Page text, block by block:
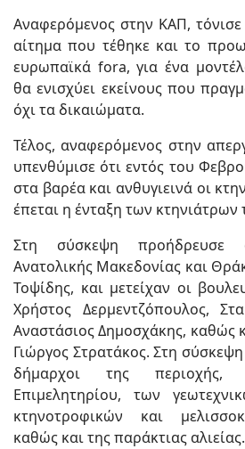
Αναφερόμενος στην ΚΑΠ,
αίτημα που τέθηκε και το
ευρωπαϊκά fora, για ένα
θα ενισχύει εκείνους που
όχι τα δικαιώματα.
Τέλος, αναφερόμενος στην
υπενθύμισε ότι εντός του
στα βαρέα και ανθυγιεινά οι
έπεται η ένταξη των κτηνιάτρων
Στη σύσκεψη προήδρευσε
Ανατολικής Μακεδονίας και
Τοψίδης, και μετείχαν οι
Χρήστος Δερμεντζόπουλος,
Αναστάσιος Δημοσχάκης, καθώς
Γιώργος Στρατάκος. Στη
δήμαρχοι της περιοχής,
Επιμελητηρίου, των
κτηνοτροφικών και
καθώς και της παράκτιας αλιείας.